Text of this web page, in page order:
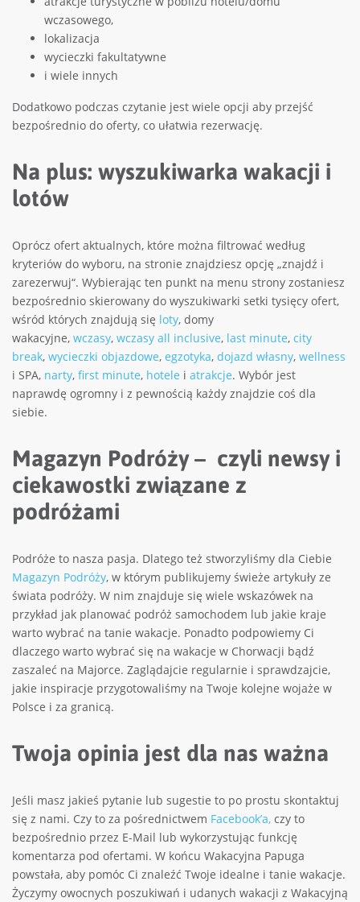
wczasowego,
lokalizacja
wycieczki fakultatywne
i wiele innych
Dodatkowo podczas czytanie jest wiele opcji aby przejść
bezpośrednio do oferty, co ułatwia rezerwację.
Na plus: wyszukiwarka wakacji i
lotów
Oprócz ofert aktualnych, które można filtrować według
kryteriów do wyboru, na stronie znajdziesz opcję „znajdź i
zarezerwuj“. Wybierając ten punkt na menu strony zostaniesz
bezpośrednio skierowany do wyszukiwarki setki tysięcy ofert,
wśród których znajdują się loty, domy
wakacyjne, wczasy, wczasy all inclusive, last minute, city
break, wycieczki objazdowe, egzotyka, dojazd własny, wellness
i SPA, narty, first minute, hotele i atrakcje. Wybór jest
naprawdę ogromny i z pewnością każdy znajdzie coś dla
siebie.
Magazyn Podróży – czyli newsy i
ciekawostki związane z
podróżami
Podróże to nasza pasja. Dlatego też stworzyliśmy dla Ciebie
Magazyn Podróży, w którym publikujemy świeże artykuły ze
świata podróży. W nim znajduje się wiele wskazówek na
przykład jak planować podróż samochodem lub jakie kraje
warto wybrać na tanie wakacje. Ponadto podpowiemy Ci
dlaczego warto wybrać się na wakacje w Chorwacji bądź
zaszaleć na Majorce. Zaglądajcie regularnie i sprawdzajcie,
jakie inspiracje przygotowaliśmy na Twoje kolejne wojaże w
Polsce i za granicą.
Twoja opinia jest dla nas ważna
Jeśli masz jakieś pytanie lub sugestie to po prostu skontaktuj
się z nami. Czy to za pośrednictwem Facebook’a, czy to
bezpośrednio przez E-Mail lub wykorzystując funkcję
komentarza pod ofertami. W końcu Wakacyjna Papuga
powstała, aby pomóc Ci znaleźć Twoje idealne i tanie wakacje.
Życzymy owocnych poszukiwań i udanych wakacji z Wakacyjną